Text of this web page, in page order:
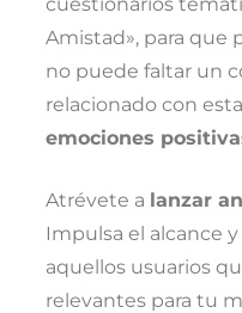
Amistad», para que
no puede faltar un
relacionado con
emociones
Atrévete a lanzar
Impulsa el alcance y
aquellos usuarios
relevantes para tu